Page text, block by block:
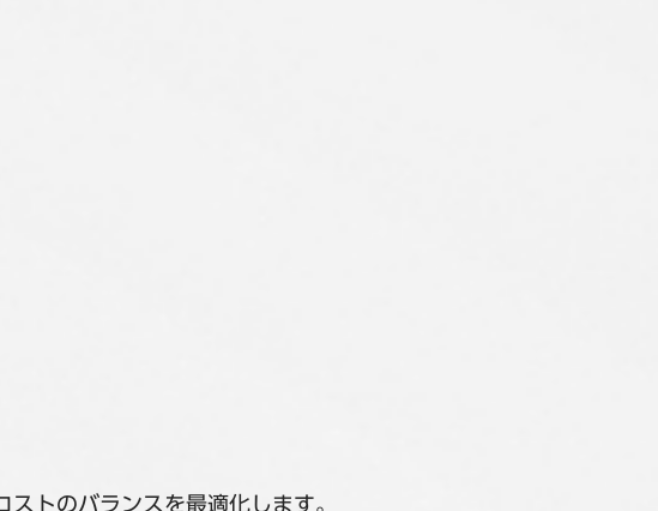
トのバランスを最適化します。